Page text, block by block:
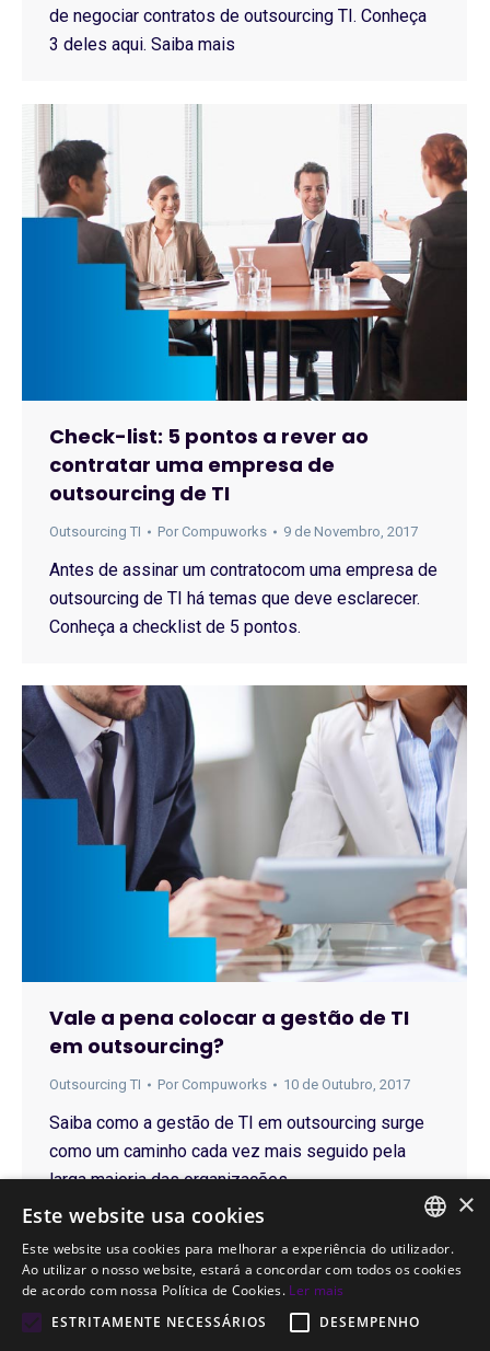
de negociar contratos de outsourcing TI. Conheça
3 deles aqui. Saiba mais
Check-list: 5 pontos a rever ao
contratar uma empresa de
outsourcing de TI
Outsourcing TI Por Compuworks 9 de Novembro, 2017
Antes de assinar um contratocom uma empresa de
outsourcing de TI há temas que deve esclarecer.
Conheça a checklist de 5 pontos.
Vale a pena colocar a gestão de TI
em outsourcing?
Outsourcing TI Por Compuworks 10 de Outubro, 2017
Saiba como a gestão de TI em outsourcing surge
como um caminho cada vez mais seguido pela
larga maioria das organizações.
3
PORTUGUESE
×
Este website usa cookies
Este website usa cookies para melhorar a experiência do utilizador.
Ao utilizar o nosso website, estará a concordar com todos os cookies
de acordo com nossa Política de Cookies. Ler mais
ESTRITAMENTE NECESSÁRIOS
DESEMPENHO